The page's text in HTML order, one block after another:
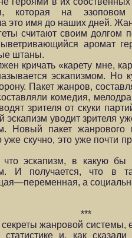
которая на эзоповом
это имя до наших дней.
считают своим долгом
аромат
штаны.
кричать «карету мне,
эскапизмом. Но
Пакет жанров,
комедия,
зрителя от скуки
уводит зрителя
Новый пакет жанрового
скучно, это уже почти
что эскапизм, в какую бы
И получается, что в
а
***
жанровой системы,
и, как